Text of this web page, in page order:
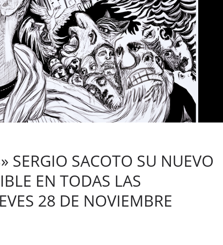
SERGIO SACOTO SU NUEVO
EN TODAS LAS
28 DE NOVIEMBRE